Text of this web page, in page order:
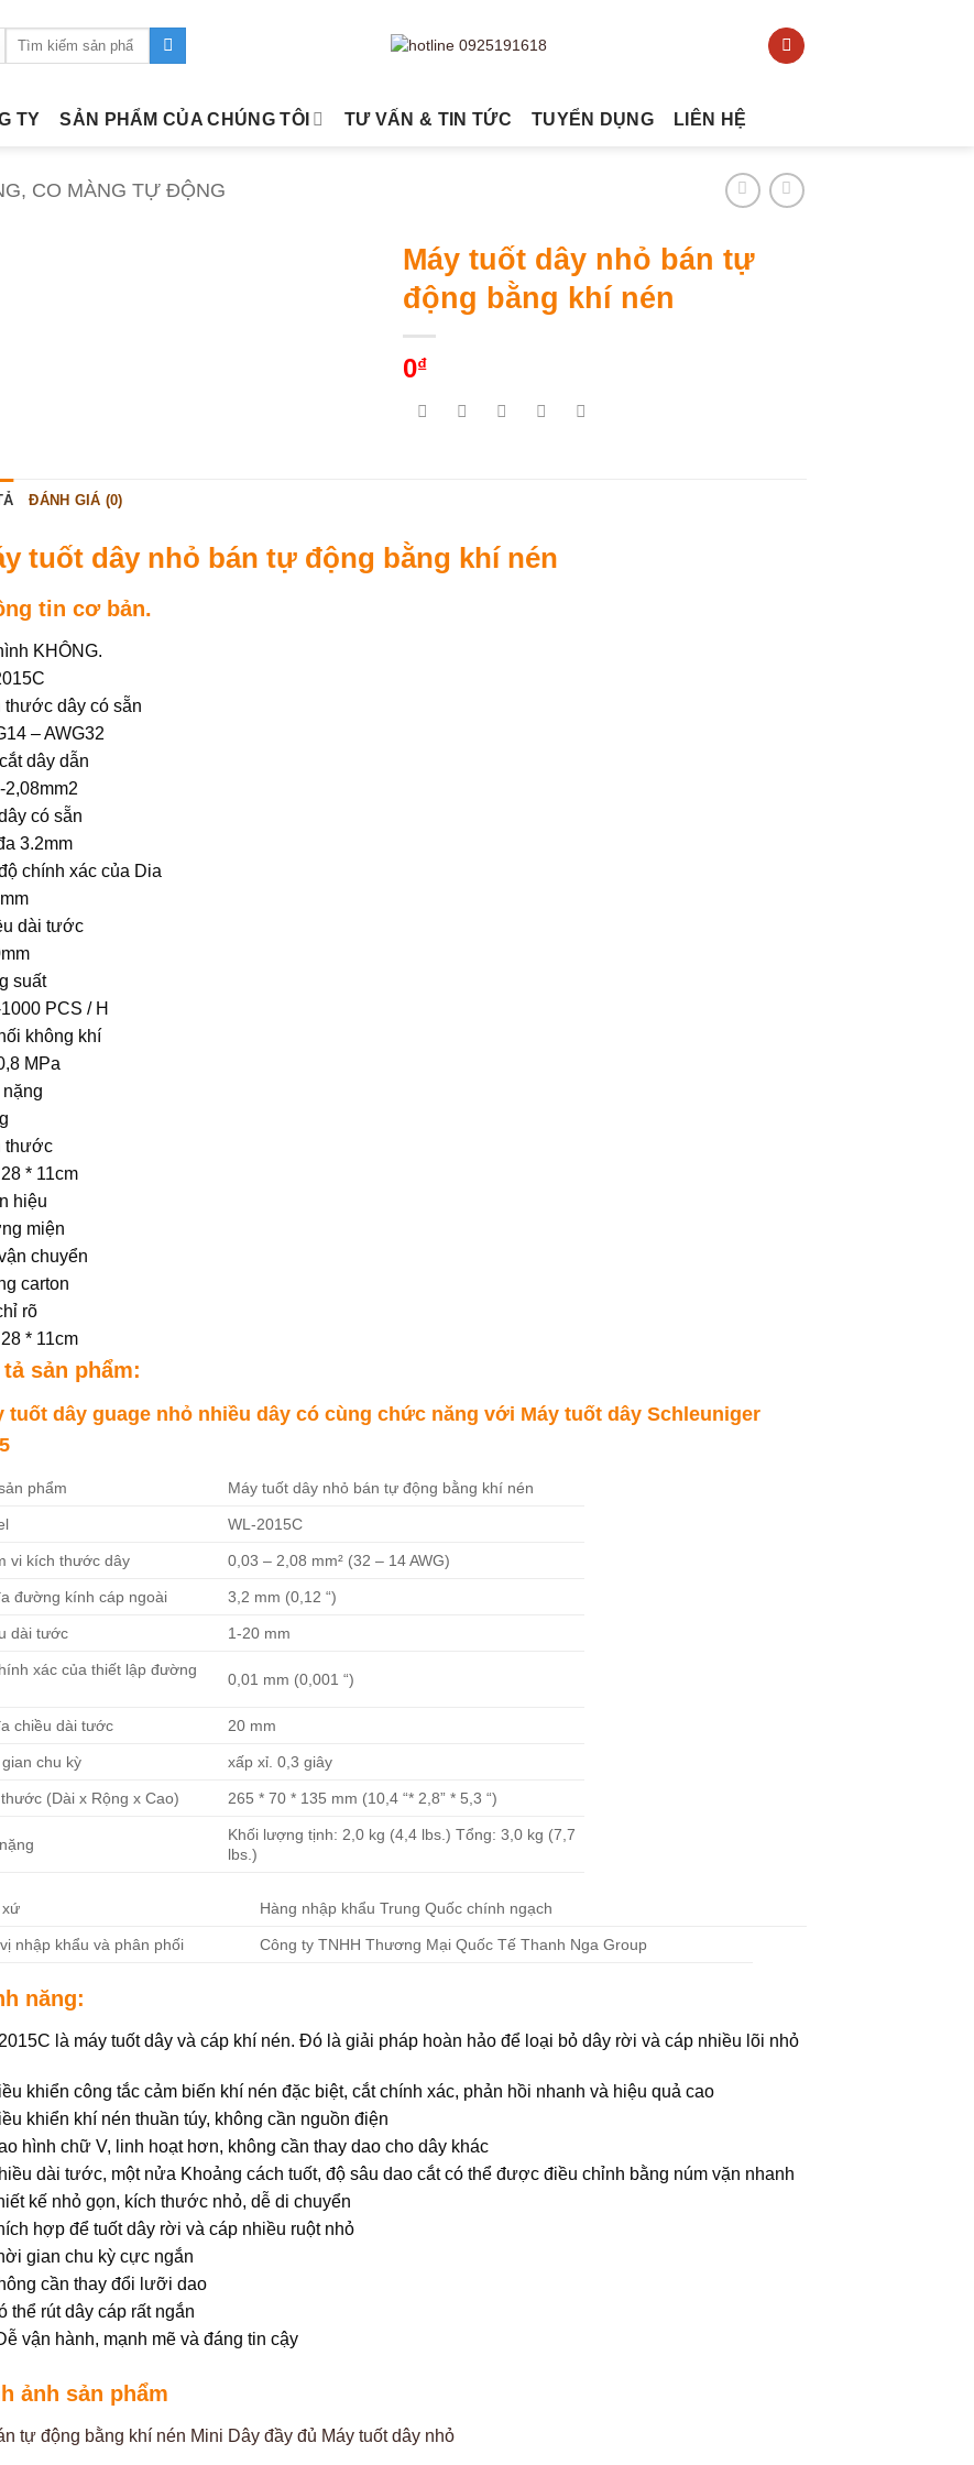
Tìm
TY SẢN PHẨM CỦA CHÚNG TÔI TƯ VẤN & TIN TỨC TUYỂN DỤNG LIÊN HỆ
CO MÀNG TỰ ĐỘNG
Máy tuốt dây nhỏ bán tự
động bằng khí nén
0₫
ĐÁNH GIÁ (0)
tuốt dây nhỏ bán tự động bằng khí nén
tin cơ bản.
KHÔNG.
thước dây có sẵn
– AWG32
dây dẫn
2,08mm2
có sẵn
3.2mm
chính xác của Dia
dài tước
suất
PCS / H
không khí
MPa
thước
* 11cm
hiệu
miện
chuyển
carton
rõ
* 11cm
tả sản phẩm:
tuốt dây guage nhỏ nhiều dây có cùng chức năng với Máy tuốt dây Schleuniger
phẩm Máy tuốt dây nhỏ bán tự động bằng khí nén
WL-2015C
vi kích thước dây 0,03 – 2,08 mm² (32 – 14 AWG)
đường kính cáp ngoài 3,2 mm (0,12 “)
dài tước 1-20 mm
xác của thiết lập đường
0,01 mm (0,001 “)
chiều dài tước 20 mm
chu kỳ xấp xỉ. 0,3 giây
(Dài x Rộng x Cao) 265 * 70 * 135 mm (10,4 “* 2,8” * 5,3 “)
Khối lượng tịnh: 2,0 kg (4,4 lbs.) Tổng: 3,0 kg (7,7
lbs.)
xứ Hàng nhập khẩu Trung Quốc chính ngạch
nhập khẩu và phân phối Công ty TNHH Thương Mại Quốc Tế Thanh Nga Group
năng:
là máy tuốt dây và cáp khí nén. Đó là giải pháp hoàn hảo để loại bỏ dây rời và cáp nhiều lõi nhỏ
khiển công tắc cảm biến khí nén đặc biệt, cắt chính xác, phản hồi nhanh và hiệu quả cao
khiển khí nén thuần túy, không cần nguồn điện
hình chữ V, linh hoạt hơn, không cần thay dao cho dây khác
dài tước, một nửa Khoảng cách tuốt, độ sâu dao cắt có thể được điều chỉnh bằng núm vặn nhanh
kế nhỏ gọn, kích thước nhỏ, dễ di chuyển
hợp để tuốt dây rời và cáp nhiều ruột nhỏ
gian chu kỳ cực ngắn
cần thay đổi lưỡi dao
thể rút dây cáp rất ngắn
vận hành, mạnh mẽ và đáng tin cậy
ảnh sản phẩm